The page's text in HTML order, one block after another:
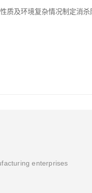
及环境复杂情况制定消杀
enterprises